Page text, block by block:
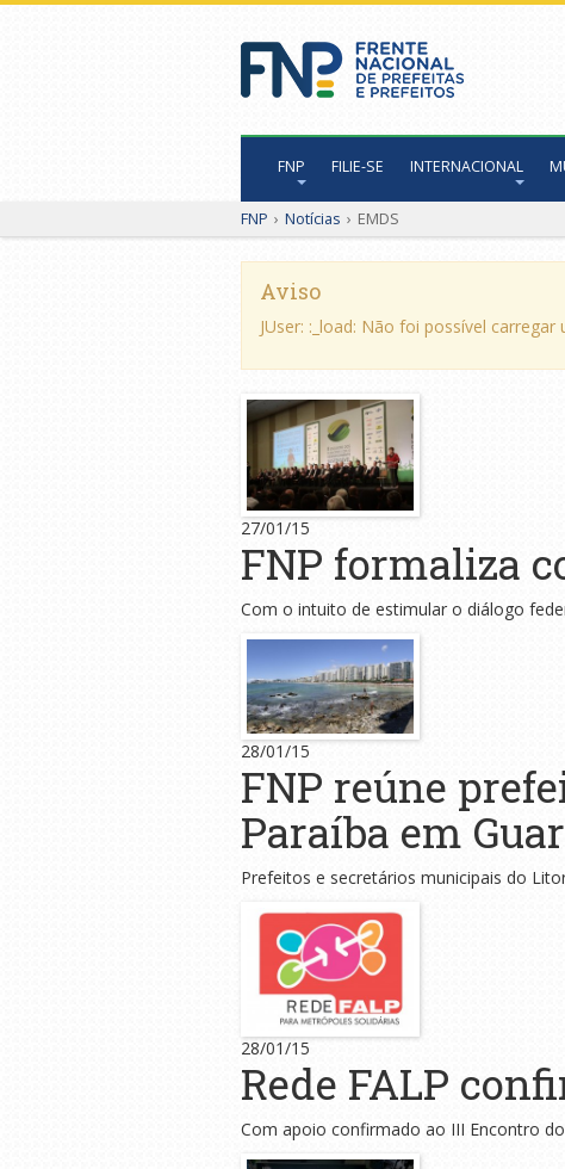
FNP FILIE-SE INTERNACIONAL
FNP › Notícias › EMDS
Aviso
JUser: :_load: Não foi possível
27/01/15
FNP formaliza
Com o intuito de estimular o diálogo
28/01/15
FNP reúne
Paraíba em
Prefeitos e secretários municipais do
28/01/15
Rede FALP
Com apoio confirmado ao III Encontro